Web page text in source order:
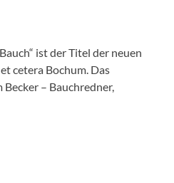
ist der Titel der neuen
cetera Bochum. Das
Becker – Bauchredner,